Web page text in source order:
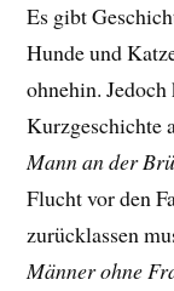
Es gibt
Hunde und
ohnehin.
Kurzgeschichte
Mann an der
Flucht vor den
zurücklassen
Männer ohne